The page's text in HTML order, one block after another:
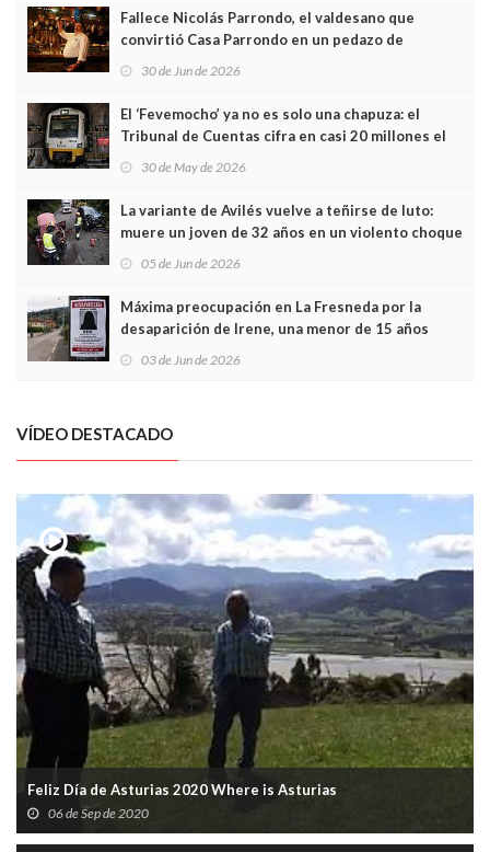
Fallece Nicolás Parrondo, el valdesano que
convirtió Casa Parrondo en un pedazo de
30 de Jun de 2026
El ‘Fevemocho’ ya no es solo una chapuza: el
Tribunal de Cuentas cifra en casi 20 millones el
30 de May de 2026
La variante de Avilés vuelve a teñirse de luto:
muere un joven de 32 años en un violento choque
05 de Jun de 2026
Máxima preocupación en La Fresneda por la
desaparición de Irene, una menor de 15 años
03 de Jun de 2026
VÍDEO DESTACADO
Feliz Día de Asturias 2020 Where is Asturias
06 de Sep de 2020